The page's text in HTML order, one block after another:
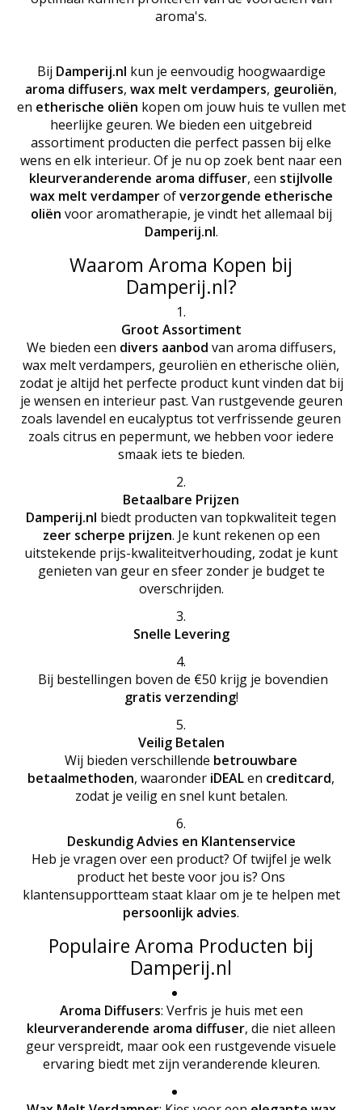
aroma's.
Bij Damperij.nl kun je eenvoudig hoogwaardige
aroma diffusers, wax melt verdampers, geuroliën,
en etherische oliën kopen om jouw huis te vullen met
heerlijke geuren. We bieden een uitgebreid
assortiment producten die perfect passen bij elke
wens en elk interieur. Of je nu op zoek bent naar een
kleurveranderende aroma diffuser, een stijlvolle
wax melt verdamperofverzorgende etherische
oliën voor aromatherapie, je vindt het allemaal bij
Damperij.nl.
Waarom Aroma Kopen bij
Damperij.nl?
Groot Assortiment
We bieden een divers aanbod van aroma diffusers,
wax melt verdampers, geuroliën en etherische oliën,
zodat je altijd het perfecte product kunt vinden dat bij
je wensen en interieur past. Van rustgevende geuren
zoals lavendel en eucalyptus tot verfrissende geuren
zoals citrus en pepermunt, we hebben voor iedere
smaak iets te bieden.
Betaalbare Prijzen
Damperij.nl biedt producten van topkwaliteit tegen
zeer scherpe prijzen. Je kunt rekenen op een
uitstekende prijs-kwaliteitverhouding, zodat je kunt
genieten van geur en sfeer zonder je budget te
overschrijden.
Snelle Levering
Bij bestellingen boven de €50 krijg je bovendien
gratis verzending!
Veilig Betalen
Wij bieden verschillende betrouwbare
betaalmethoden, waaronder iDEALen creditcard,
zodat je veilig en snel kunt betalen.
Deskundig Advies en Klantenservice
Heb je vragen over een product? Of twijfel je welk
product het beste voor jou is? Ons
klantensupportteam staat klaar om je te helpen met
persoonlijk advies.
Populaire Aroma Producten bij
Damperij.nl
Aroma Diffusers: Verfris je huis met een
kleurveranderende aroma diffuser, die niet alleen
geur verspreidt, maar ook een rustgevende visuele
ervaring biedt met zijn veranderende kleuren.